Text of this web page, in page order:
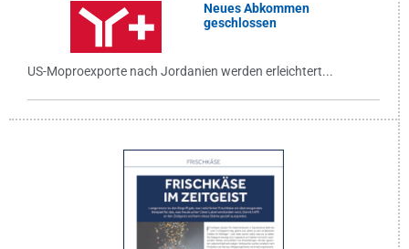
Neues Abkommen
geschlossen
US-Moproexporte nach Jordanien werden erleichtert...